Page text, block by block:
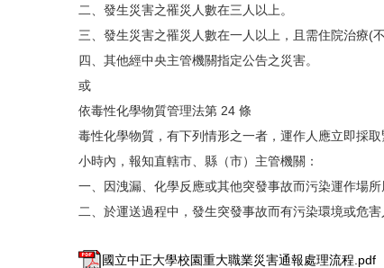
二、發生災害之罹災人數在三人以上。
三、發生災害之罹災人數在一人以上，且需住院治療(
四、其他經中央主管機關指定公告之災害。
或
依毒性化學物質管理法第 24 條
毒性化學物質，有下列情形之一者，運作人應立即採
小時內，報知直轄市、縣（市）主管機關：
一、因洩漏、化學反應或其他突發事故而污染運作場所
二、於運送過程中，發生突發事故而有污染環境或危害
國立中正大學校園重大職業災害通報處理流程.pdf